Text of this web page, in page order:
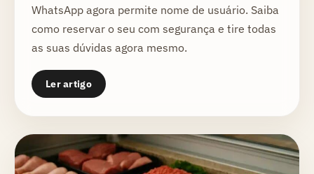
WhatsApp agora permite nome de usuário. Saiba
como reservar o seu com segurança e tire todas
as suas dúvidas agora mesmo.
Ler artigo